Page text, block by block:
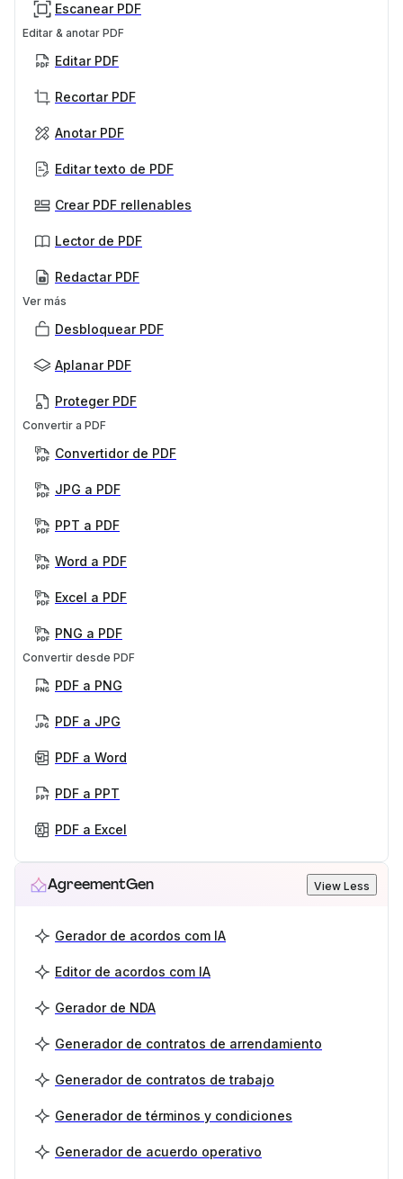
Escanear PDF
Editar & anotar PDF
Editar PDF
Recortar PDF
Anotar PDF
Editar texto de PDF
Crear PDF rellenables
Lector de PDF
Redactar PDF
Ver más
Desbloquear PDF
Aplanar PDF
Proteger PDF
Convertir a PDF
Convertidor de PDF
JPG a PDF
PPT a PDF
Word a PDF
Excel a PDF
PNG a PDF
Convertir desde PDF
PDF a PNG
PDF a JPG
PDF a Word
PDF a PPT
PDF a Excel
AgreementGen View Less
Gerador de acordos com IA
Editor de acordos com IA
Gerador de NDA
Generador de contratos de arrendamiento
Generador de contratos de trabajo
Generador de términos y condiciones
Generador de acuerdo operativo